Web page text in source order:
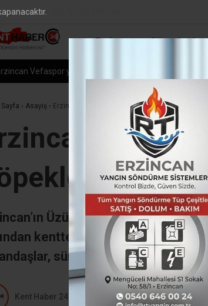
Erzincan Güncel
Vefaspor yönetiminden PGL’ye katılmama kararı
› Asayiş › Erzincan’da vatandaşlar tehlike saçan sokak
Üzümlü ilçesinde 8
kentte tedirginlik başladı.
sürüler halinde dolaşan
Kent Haber 24